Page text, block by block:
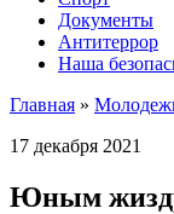
Документы
Антитеррор
Наша
Главная »
17 декабря 2021
Юным